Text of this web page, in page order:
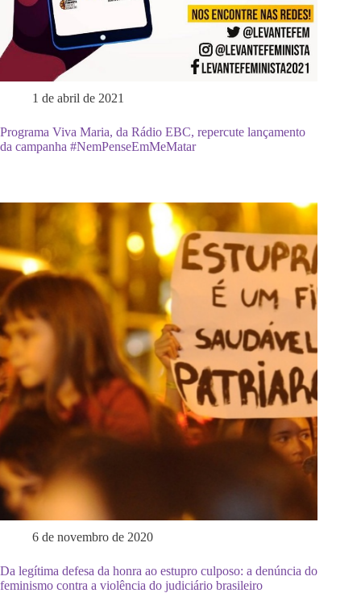
1 de abril de 2021
Programa Viva Maria, da Rádio EBC, repercute lançamento
da campanha #NemPenseEmMeMatar
6 de novembro de 2020
Da legítima defesa da honra ao estupro culposo: a denúncia do
feminismo contra a violência do judiciário brasileiro